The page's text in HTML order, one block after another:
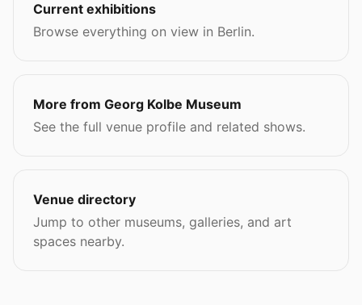
Current exhibitions
Browse everything on view in Berlin.
More from Georg Kolbe Museum
See the full venue profile and related shows.
Venue directory
Jump to other museums, galleries, and art
spaces nearby.